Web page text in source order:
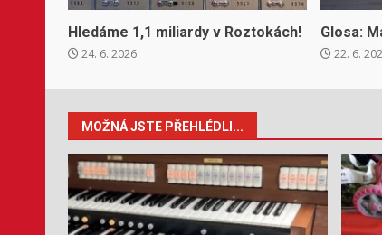
Hledáme 1,1 miliardy v Roztokách!
24. 6. 2026
Glosa:
22. 6.
MOŽNÁ JSTE PŘEHLÉDLI...